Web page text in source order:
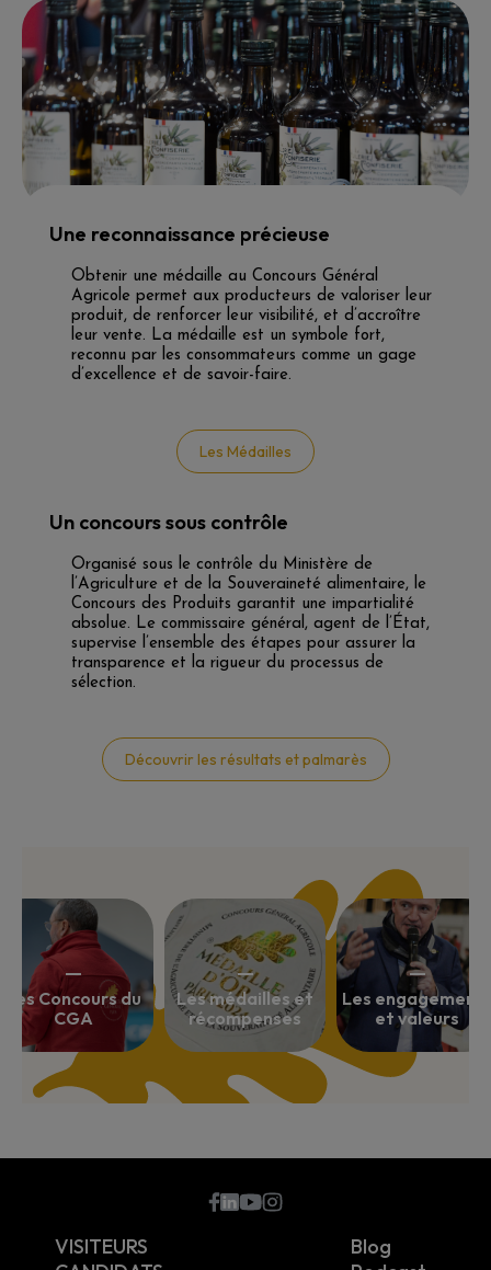
Une reconnaissance précieuse
Obtenir une médaille au Concours Général
Agricole permet aux producteurs de valoriser leur
produit, de renforcer leur visibilité, et d’accroître
leur vente. La médaille est un symbole fort,
reconnu par les consommateurs comme un gage
d’excellence et de savoir-faire.
Les Médailles
Un concours sous contrôle
Organisé sous le contrôle du Ministère de
l’Agriculture et de la Souveraineté alimentaire, le
Concours des Produits garantit une impartialité
absolue. Le commissaire général, agent de l’État,
supervise l’ensemble des étapes pour assurer la
transparence et la rigueur du processus de
sélection.
Découvrir les résultats et palmarès
Les Concours du
CGA
Les médailles et
récompenses
Les
et valeurs
VISITEURS
Blog